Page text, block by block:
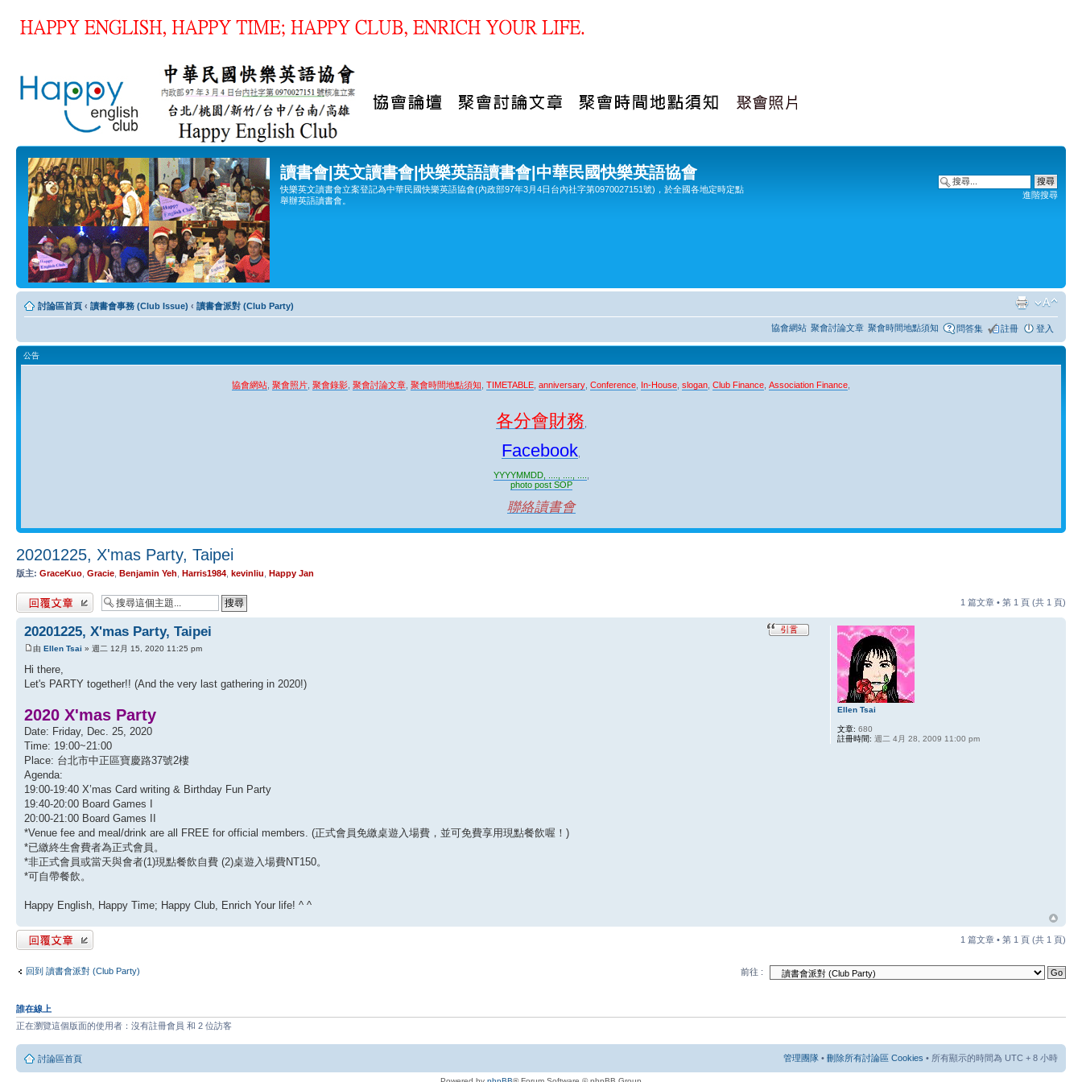
讀書會|英文讀書會|快樂英語讀書會|中華民國快樂英語協會
快樂英文讀書會立案登記為中華民國快樂英語協會(內政部97年3月4日台內社字第0970027151號)，於全國各地定時定點
舉辦英語讀書會。
進階搜尋
討論區首頁 ‹ 讀書會事務 (Club Issue) ‹ 讀書會派對 (Club Party)
協會網站 聚會討論文章 聚會時間地點須知 問答集 註冊 登入
公告
協會網站 聚會照片 聚會錄影 聚會討論文章 聚會時間地點須知 TIMETABLE anniversary Conference In-House slogan Club Finance Association Finance
各分會財務
Facebook
YYYYMMDD, ...., ...., ....
photo post SOP
聯絡讀書會
20201225, X'mas Party, Taipei
版主: GraceKuo Gracie Benjamin Yeh Harris1984 kevinliu Happy Jan
發表回覆 1 篇文章 • 第 1 頁 (共 1 頁)
20201225, X'mas Party, Taipei
由 Ellen Tsai » 週二 12月 15, 2020 11:25 pm
Hi there,
Let's PARTY together!! (And the very last gathering in 2020!)
2020 X'mas Party
Date: Friday, Dec. 25, 2020
Time: 19:00~21:00
Place: 台北市中正區寶慶路37號2樓
Agenda:
19:00-19:40 X’mas Card writing & Birthday Fun Party
19:40-20:00 Board Games I
20:00-21:00 Board Games II
*Venue fee and meal/drink are all FREE for official members. (正式會員免繳桌遊入場費，並可免費享用現點餐飲喔！)
*已繳終生會費者為正式會員。
*非正式會員或當天與會者(1)現點餐飲自費 (2)桌遊入場費NT150。
*可自帶餐飲。
Happy English, Happy Time; Happy Club, Enrich Your life! ^ ^
Ellen Tsai
文章: 680
註冊時間: 週二 4月 28, 2009 11:00 pm
發表回覆 1 篇文章 • 第 1 頁 (共 1 頁)
回到 讀書會派對 (Club Party) 前往 :
誰在線上
正在瀏覽這個版面的使用者：沒有註冊會員 和 2 位訪客
討論區首頁 管理團隊 • 刪除所有討論區 Cookies • 所有顯示的時間為 UTC + 8 小時